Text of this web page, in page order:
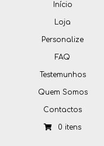
Início
Loja
Personalize
FAQ
Testemunhos
Quem Somos
Contactos
0 itens